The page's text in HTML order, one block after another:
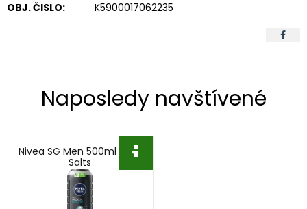
OBJ. ČISLO:
K5900017062235
Naposledy navštívené
Nivea SG Men 500ml Rock
Salts